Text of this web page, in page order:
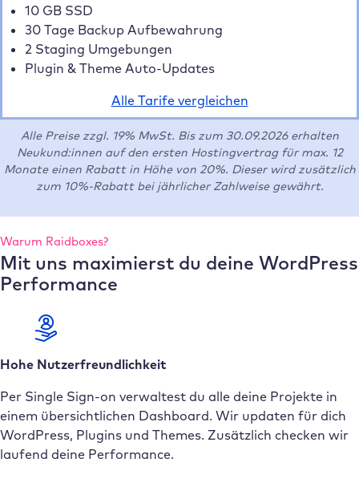
10 GB SSD
30 Tage Backup Aufbewahrung
2 Staging Umgebungen
Plugin & Theme Auto-Updates
Alle Tarife vergleichen
Alle Preise zzgl. 19% MwSt. Bis zum 30.09.2026 erhalten
Neukund:innen auf den ersten Hostingvertrag für max. 12
Monate einen Rabatt in Höhe von 20%. Dieser wird zusätzlich
zum 10%-Rabatt bei jährlicher Zahlweise gewährt.
Warum Raidboxes?
Mit uns maximierst du deine WordPress
Performance
Hohe Nutzerfreundlichkeit
Per Single Sign-on verwaltest du alle deine Projekte in
einem übersichtlichen Dashboard. Wir updaten für dich
WordPress, Plugins und Themes. Zusätzlich checken wir
laufend deine Performance.